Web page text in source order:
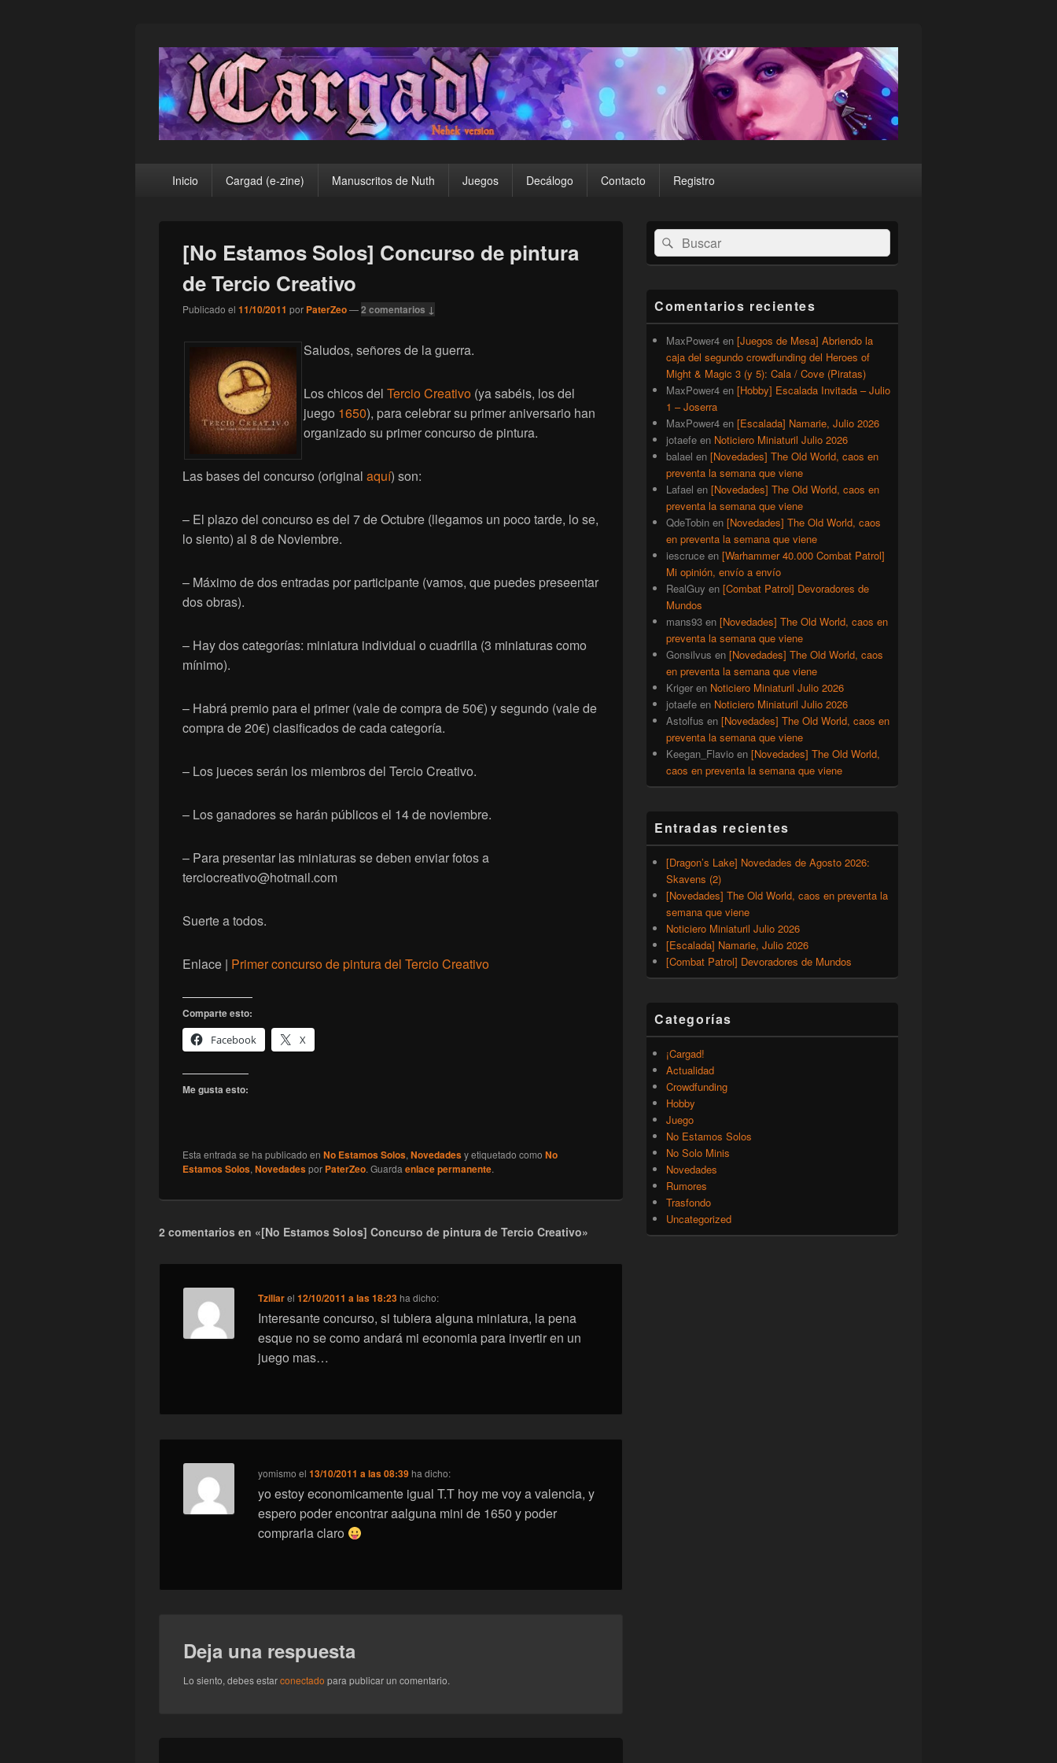
¡Cargad!
principalInicio Cargad (e-zine) Manuscritos de Nuth Juegos Decálogo Contacto Registro
[No Estamos Solos] Concurso de pintura
de Tercio Creativo
Publicado el 11/10/2011 por PaterZeo—2 comentarios ↓
Saludos, señores de la guerra.
Los chicos del Tercio Creativo (ya sabéis, los del
juego 1650), para celebrar su primer aniversario han
organizado su primer concurso de pintura.
Las bases del concurso (original aquí) son:
– El plazo del concurso es del 7 de Octubre (llegamos un poco tarde, lo se,
lo siento) al 8 de Noviembre.
– Máximo de dos entradas por participante (vamos, que puedes preseentar
dos obras).
– Hay dos categorías: miniatura individual o cuadrilla (3 miniaturas como
mínimo).
– Habrá premio para el primer (vale de compra de 50€) y segundo (vale de
compra de 20€) clasificados de cada categoría.
– Los jueces serán los miembros del Tercio Creativo.
– Los ganadores se harán públicos el 14 de noviembre.
– Para presentar las miniaturas se deben enviar fotos a
terciocreativo@hotmail.com
Suerte a todos.
Enlace | Primer concurso de pintura del Tercio Creativo
Comparte esto:
Facebook
X
Me gusta esto:
Esta entrada se ha publicado en No Estamos Solos, Novedadesy etiquetado como No
Estamos Solos, Novedadespor PaterZeo. Guarda enlace permanente.
2 comentarios en «[No Estamos Solos] Concurso de pintura de Tercio Creativo»
Tziliarel12/10/2011 a las 18:23ha dicho:
Interesante concurso, si tubiera alguna miniatura, la pena
esque no se como andará mi economia para invertir en un
juego mas…
yomismo el13/10/2011 a las 08:39ha dicho:
yo estoy economicamente igual T.T hoy me voy a valencia, y
espero poder encontrar aalguna mini de 1650 y poder
comprarla claro
Deja una respuesta
Lo siento, debes estarconectado para publicar un comentario.
El
área
de
lateral
primaria
Buscar
por:
Buscar
Comentarios recientes
MaxPower4 en [Juegos de Mesa] Abriendo la
caja del segundo crowdfunding del Heroes of
Might & Magic 3 (y 5): Cala / Cove (Piratas)
MaxPower4 en [Hobby] Escalada Invitada – Julio
1 – Joserra
MaxPower4 en [Escalada] Namarie, Julio 2026
jotaefe en Noticiero Miniaturil Julio 2026
balael en [Novedades] The Old World, caos en
preventa la semana que viene
Lafael en [Novedades] The Old World, caos en
preventa la semana que viene
QdeTobin en [Novedades] The Old World, caos
en preventa la semana que viene
iescruce en [Warhammer 40.000 Combat Patrol]
Mi opinión, envío a envío
RealGuy en [Combat Patrol] Devoradores de
Mundos
mans93 en [Novedades] The Old World, caos en
preventa la semana que viene
Gonsilvus en [Novedades] The Old World, caos
en preventa la semana que viene
Kriger en Noticiero Miniaturil Julio 2026
jotaefe en Noticiero Miniaturil Julio 2026
Astolfus en [Novedades] The Old World, caos en
preventa la semana que viene
Keegan_Flavio en [Novedades] The Old World,
caos en preventa la semana que viene
Entradas recientes
[Dragon’s Lake] Novedades de Agosto 2026:
Skavens (2)
[Novedades] The Old World, caos en preventa la
semana que viene
Noticiero Miniaturil Julio 2026
[Escalada] Namarie, Julio 2026
[Combat Patrol] Devoradores de Mundos
Categorías
¡Cargad!
Actualidad
Crowdfunding
Hobby
Juego
No Estamos Solos
No Solo Minis
Novedades
Rumores
Trasfondo
Uncategorized